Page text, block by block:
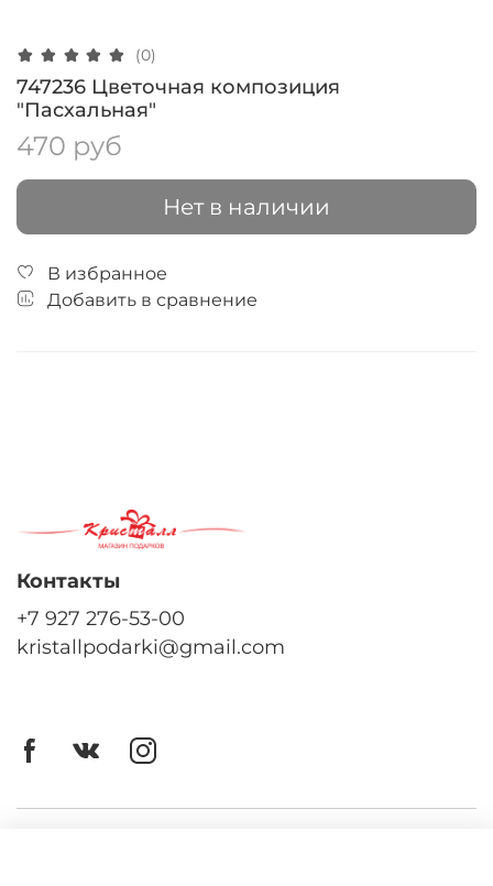
(0)
747236 Цветочная композиция
"Пасхальная"
470 руб
Нет в наличии
В избранное
Добавить в сравнение
Контакты
+7 927 276-53-00
kristallpodarki@gmail.com